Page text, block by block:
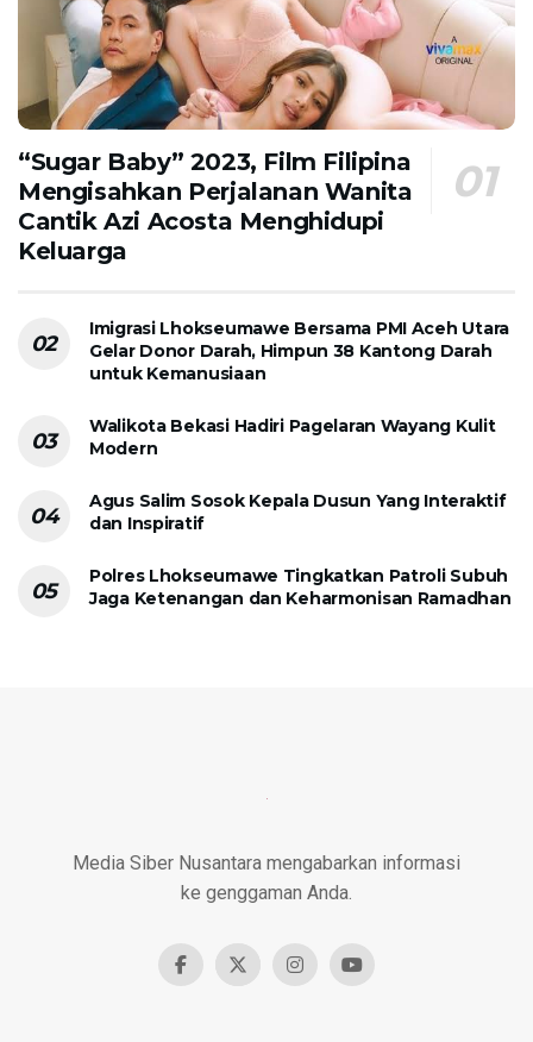
“Sugar Baby” 2023, Film Filipina
Mengisahkan Perjalanan Wanita
Cantik Azi Acosta Menghidupi
Keluarga
Imigrasi Lhokseumawe Bersama PMI Aceh Utara
Gelar Donor Darah, Himpun 38 Kantong Darah
untuk Kemanusiaan
Walikota Bekasi Hadiri Pagelaran Wayang Kulit
Modern
Agus Salim Sosok Kepala Dusun Yang Interaktif
dan Inspiratif
Polres Lhokseumawe Tingkatkan Patroli Subuh
Jaga Ketenangan dan Keharmonisan Ramadhan
Media Siber Nusantara mengabarkan informasi
ke genggaman Anda.